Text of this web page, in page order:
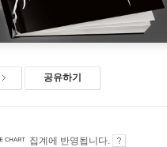
공유하기
집계에 반영됩니다.